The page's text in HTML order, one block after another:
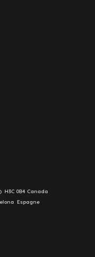
H3C 0B4 Canada
Espagne